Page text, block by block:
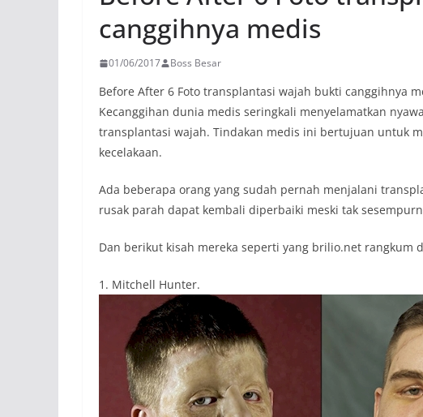
canggihnya medis
01/06/2017 Boss Besar
Before After 6 Foto transplantasi wajah bukti canggihnya
Kecanggihan dunia medis seringkali menyelamatkan
transplantasi wajah. Tindakan medis ini bertujuan untuk
kecelakaan.
Ada beberapa orang yang sudah pernah menjalani
rusak parah dapat kembali diperbaiki meski tak
Dan berikut kisah mereka seperti yang brilio.net rangkum
1. Mitchell Hunter.